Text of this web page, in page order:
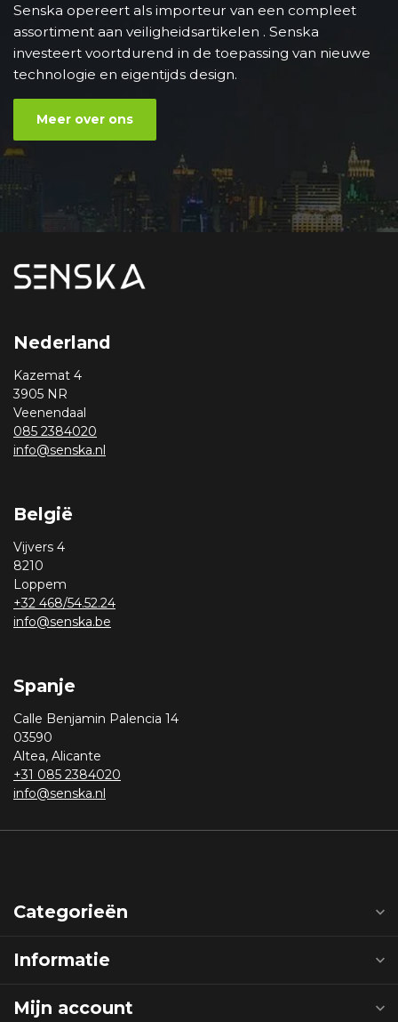
Senska opereert als importeur van een compleet
assortiment aan veiligheidsartikelen . Senska
investeert voortdurend in de toepassing van nieuwe
technologie en eigentijds design.
Meer over ons
Nederland
Kazemat 4
3905 NR
Veenendaal
085 2384020
info@senska.nl
België
Vijvers 4
8210
Loppem
+32 468/54.52.24
info@senska.be
Spanje
Calle Benjamin Palencia 14
03590
Altea, Alicante
+31 085 2384020
info@senska.nl
Categorieën
Informatie
Mijn account